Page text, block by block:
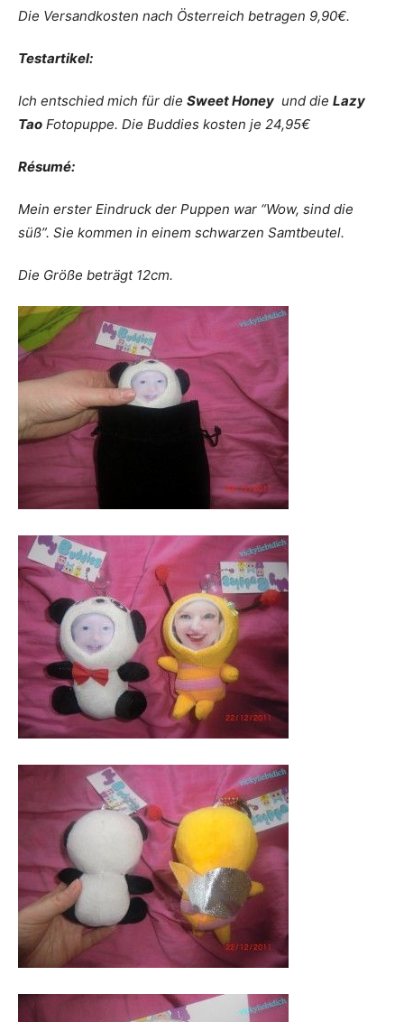
Die Versandkosten nach Österreich betragen 9,90€.
Testartikel:
Ich entschied mich für die Sweet Honey und die Lazy
Tao Fotopuppe. Die Buddies kosten je 24,95€
Résumé:
Mein erster Eindruck der Puppen war “Wow, sind die
süß”. Sie kommen in einem schwarzen Samtbeutel.
Die Größe beträgt 12cm.